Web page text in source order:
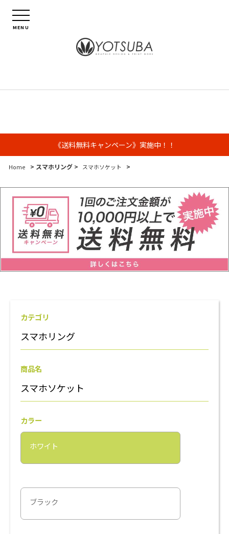
MENU
《送料無料キャンペーン》実施中！！
Home > スマホリング > スマホソケット >
カテゴリ
スマホリング
商品名
スマホソケット
カラー
ホワイト
ブラック